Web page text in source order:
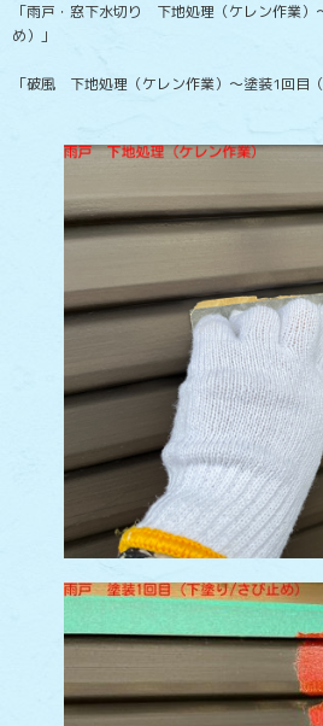
「雨戸・窓下水切り 下地処理（ケレン作業
め）」
「破風 下地処理（ケレン作業）～塗装1回目（